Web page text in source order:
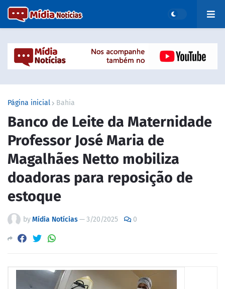
Página inicial Bahia
Banco de Leite da Maternidade
Professor José Maria de
Magalhães Netto mobiliza
doadoras para reposição de
estoque
byMídia Notícias—3/20/2025 0